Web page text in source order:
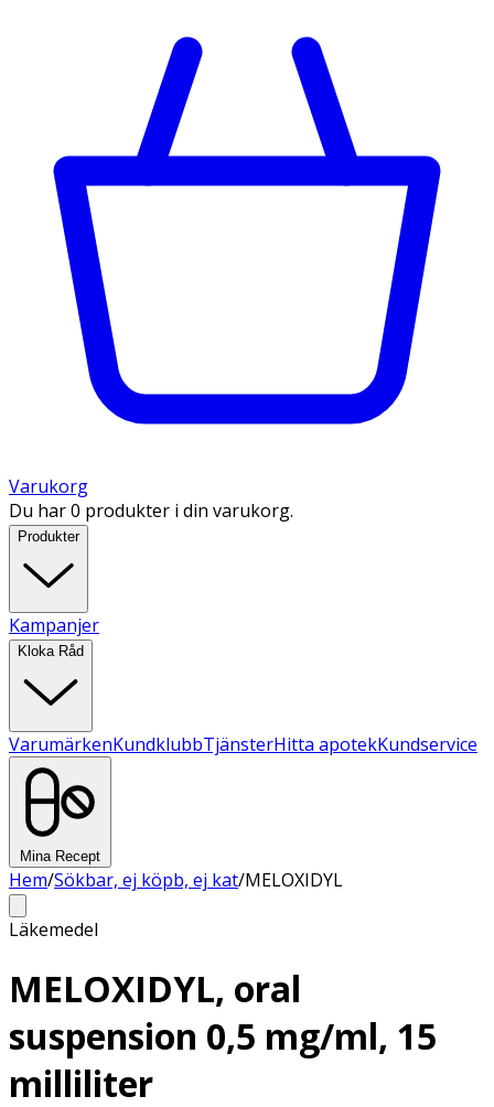
Varukorg
Du har 0 produkter i din varukorg.
Produkter
Kampanjer
Kloka Råd
VarumärkenKundklubbTjänsterHitta apotekKundservice
Mina Recept
Hem/Sökbar, ej köpb, ej kat/MELOXIDYL
Läkemedel
MELOXIDYL, oral
suspension 0,5 mg/ml, 15
milliliter